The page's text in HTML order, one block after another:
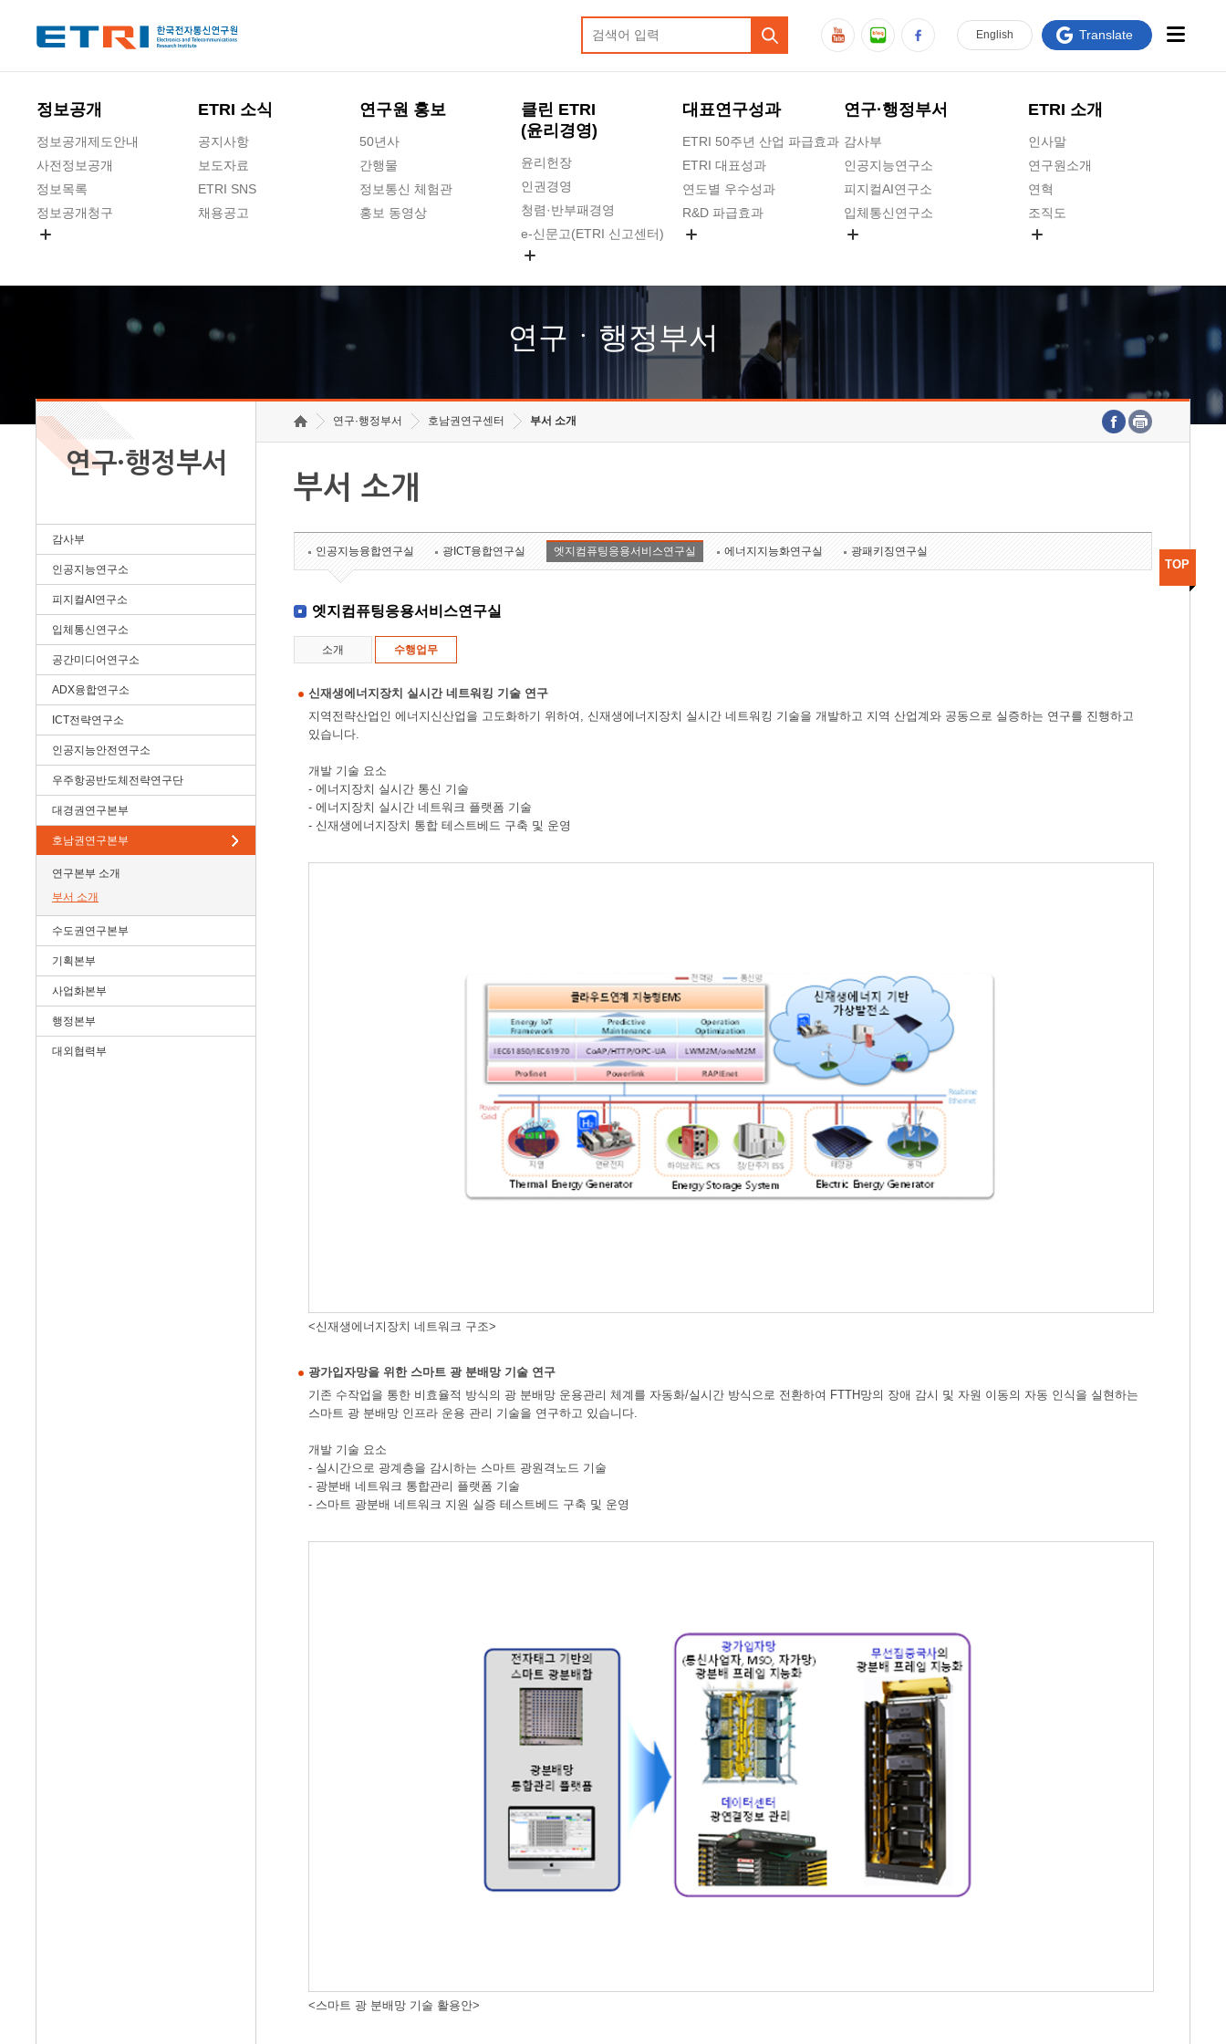
정보공개
정보공개제도안내
사전정보공개
정보목록
정보공개청구
ETRI 소식
공지사항
보도자료
ETRI SNS
채용공고
연구원 홍보
50년사
간행물
정보통신 체험관
홍보 동영상
클린 ETRI
(윤리경영)
윤리헌장
인권경영
청렴·반부패경영
e-신문고(ETRI 신고센터)
고객의소리
수의계약 현황
대표연구성과
ETRI 50주년 산업 파급효과
ETRI 대표성과
연도별 우수성과
R&D 파급효과
연구·행정부서
감사부
인공지능연구소
피지컬AI연구소
입체통신연구소
호남권연구본부
기획본부
ETRI 소개
인사말
연구원소개
연혁
조직도
연구원 고객헌장
주요업무연락처
English Translate
연구ㆍ행정부서
연구·행정부서
감사부
인공지능연구소
피지컬AI연구소
입체통신연구소
공간미디어연구소
ADX융합연구소
ICT전략연구소
인공지능안전연구소
우주항공반도체전략연구단
대경권연구본부
호남권연구본부
연구본부 소개
부서 소개
수도권연구본부
기획본부
사업화본부
행정본부
대외협력부
연구·행정부서 호남권연구센터 부서 소개
부서 소개
인공지능융합연구실 광ICT융합연구실 엣지컴퓨팅응용서비스연구실 에너지지능화연구실 광패키징연구실
엣지컴퓨팅응용서비스연구실
소개 수행업무
신재생에너지장치 실시간 네트워킹 기술 연구
지역전략산업인 에너지신산업을 고도화하기 위하여, 신재생에너지장치 실시간 네트워킹 기술을 개발하고 지역 산업계와 공동으로 실증하는 연구를 진행하고
있습니다.
개발 기술 요소
- 에너지장치 실시간 통신 기술
- 에너지장치 실시간 네트워크 플랫폼 기술
- 신재생에너지장치 통합 테스트베드 구축 및 운영
<신재생에너지장치 네트워크 구조>
광가입자망을 위한 스마트 광 분배망 기술 연구
기존 수작업을 통한 비효율적 방식의 광 분배망 운용관리 체계를 자동화/실시간 방식으로 전환하여 FTTH망의 장애 감시 및 자원 이동의 자동 인식을 실현하는
스마트 광 분배망 인프라 운용 관리 기술을 연구하고 있습니다.
개발 기술 요소
- 실시간으로 광계층을 감시하는 스마트 광원격노드 기술
- 광분배 네트워크 통합관리 플랫폼 기술
- 스마트 광분배 네트워크 지원 실증 테스트베드 구축 및 운영
<스마트 광 분배망 기술 활용안>
TOP